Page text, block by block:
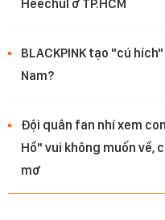
Heechul ở TP.HCM
BLACKPINK tạo "cú
Nam?
Đội quân fan nhí xem
Hồ" vui không muốn về,
mơ